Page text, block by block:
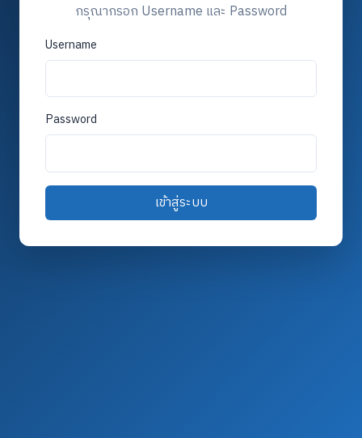
กรุณากรอก Username และ Password
Username
Password
เข้าสู่ระบบ